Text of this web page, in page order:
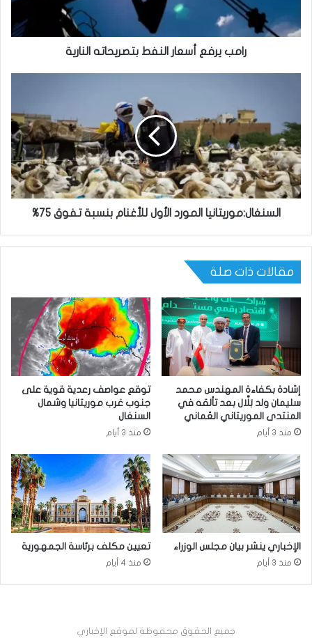
رامب يرفع أسعار النفط بتصريحاته النارية
السنغال:موريتانيا المورد الأول للأغنام بنسبة تفوق 75%
مقالات ذات صلة
إشادة بكفاءة المهندس محمد
سليمان ولد بَلَّال بعد تألقه في
المنتدى الموريتاني العُماني
منذ 3 أيام
توقع عواصف رعدية قوية على
جنوب غرب موريتانيا وشمال
السنغال
منذ 3 أيام
الإخباري ينشر بيان مجلس الوزراء
منذ 3 أيام
تعيين مكلف برئاسة الجمهورية
منذ 4 أيام
جميع الحقوق محفوظة لموقع الإخباري